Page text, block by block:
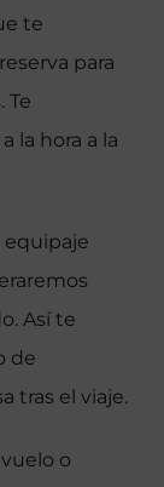
te
para
Te
la hora a la
equipaje
Así te
de
tras el viaje.
o